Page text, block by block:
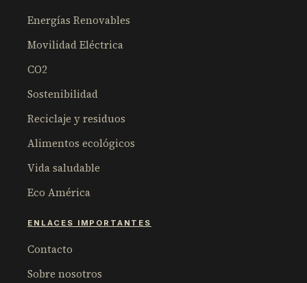
Energías Renovables
Movilidad Eléctrica
CO2
Sostenibilidad
Reciclaje y residuos
Alimentos ecológicos
Vida saludable
Eco América
ENLACES IMPORTANTES
Contacto
Sobre nosotros